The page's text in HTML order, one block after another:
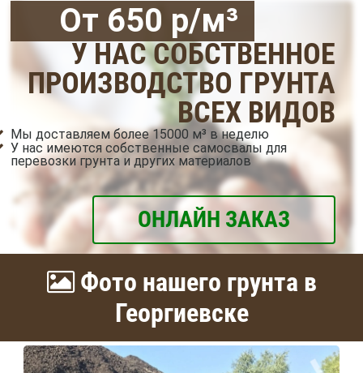
От 650 р/м³
У НАС СОБСТВЕННОЕ
ПРОИЗВОДСТВО ГРУНТА
ВСЕХ ВИДОВ
Мы доставляем более 15000 м³ в неделю
У нас имеются собственные самосвалы для
перевозки грунта и других материалов
ОНЛАЙН ЗАКАЗ
Фото нашего грунта в
Георгиевске